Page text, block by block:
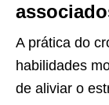
A prática do
habilidades
de aliviar o